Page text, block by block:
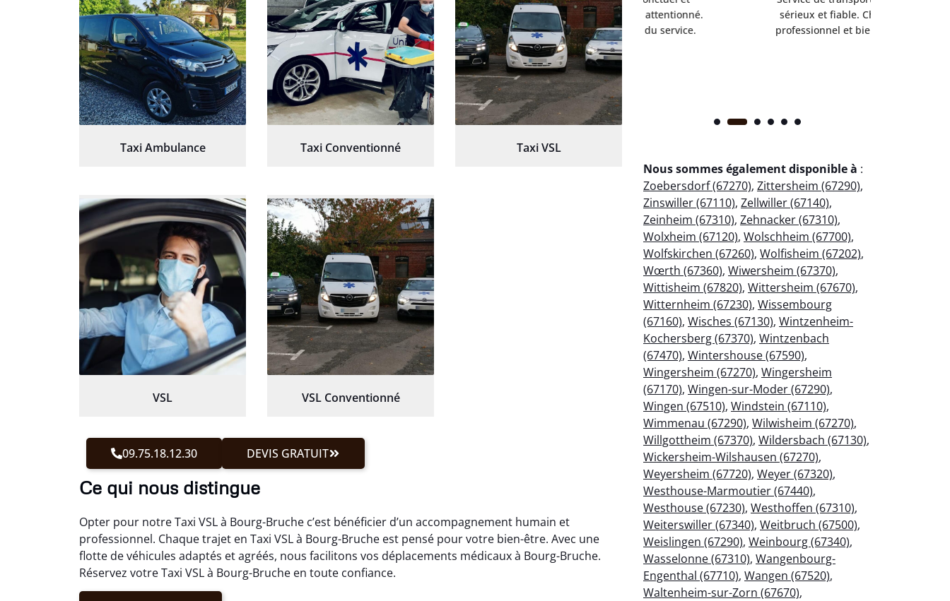
Taxi Ambulance Taxi Conventionné Taxi VSL
VSL VSL Conventionné
09.75.18.12.30 DEVIS GRATUIT
Ce qui nous distingue
Opter pour notre Taxi VSL à Bourg-Bruche c’est bénéficier d’un accompagnement humain et
professionnel. Chaque trajet en Taxi VSL à Bourg-Bruche est pensé pour votre bien-être. Avec une
flotte de véhicules adaptés et agréés, nous facilitons vos déplacements médicaux à Bourg-Bruche.
Réservez votre Taxi VSL à Bourg-Bruche en toute confiance.
tout s’est bien déroulé.
Chauffeur à l’écoute et
patient.
personnel très attentionné.
Très satisfait du service.
sérieux et fiable. Chauffeur
professionnel et bienveillant.
Nous sommes également disponible à :
Zoebersdorf (67270), Zittersheim (67290),
Zinswiller (67110), Zellwiller (67140),
Zeinheim (67310), Zehnacker (67310),
Wolxheim (67120), Wolschheim (67700),
Wolfskirchen (67260), Wolfisheim (67202),
Wœrth (67360), Wiwersheim (67370),
Wittisheim (67820), Wittersheim (67670),
Witternheim (67230), Wissembourg
(67160), Wisches (67130), Wintzenheim-
Kochersberg (67370), Wintzenbach
(67470), Wintershouse (67590),
Wingersheim (67270), Wingersheim
(67170), Wingen-sur-Moder (67290),
Wingen (67510), Windstein (67110),
Wimmenau (67290), Wilwisheim (67270),
Willgottheim (67370), Wildersbach (67130),
Wickersheim-Wilshausen (67270),
Weyersheim (67720), Weyer (67320),
Westhouse-Marmoutier (67440),
Westhouse (67230), Westhoffen (67310),
Weiterswiller (67340), Weitbruch (67500),
Weislingen (67290), Weinbourg (67340),
Wasselonne (67310), Wangenbourg-
Engenthal (67710), Wangen (67520),
Waltenheim-sur-Zorn (67670),